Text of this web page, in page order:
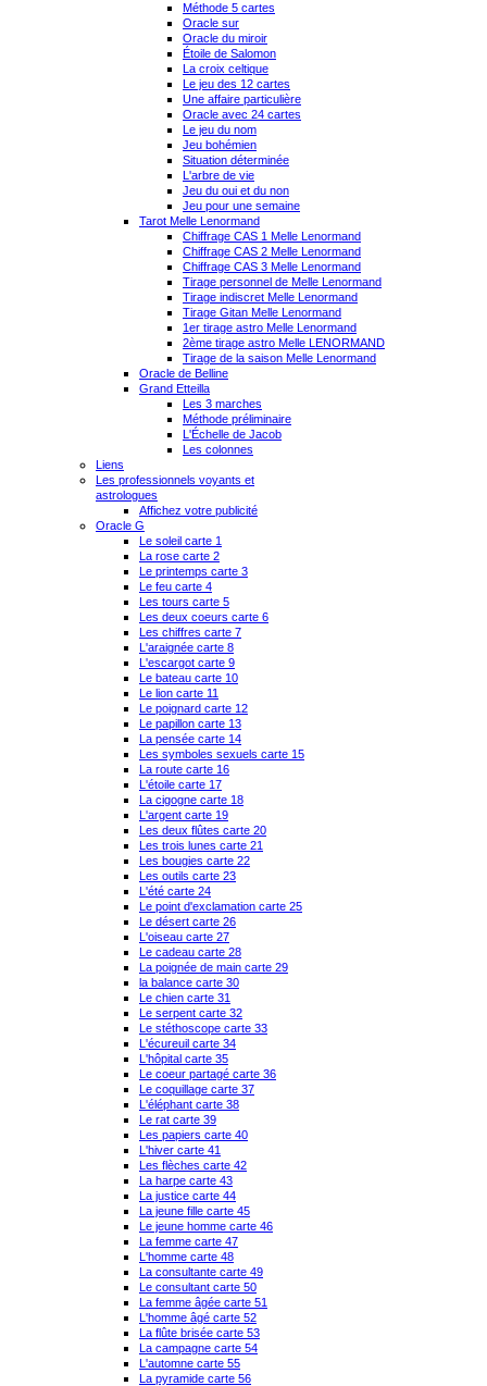
Méthode 5 cartes
Oracle sur
Oracle du miroir
Étoile de Salomon
La croix celtique
Le jeu des 12 cartes
Une affaire particulière
Oracle avec 24 cartes
Le jeu du nom
Jeu bohémien
Situation déterminée
L'arbre de vie
Jeu du oui et du non
Jeu pour une semaine
Tarot Melle Lenormand
Chiffrage CAS 1 Melle Lenormand
Chiffrage CAS 2 Melle Lenormand
Chiffrage CAS 3 Melle Lenormand
Tirage personnel de Melle Lenormand
Tirage indiscret Melle Lenormand
Tirage Gitan Melle Lenormand
1er tirage astro Melle Lenormand
2ème tirage astro Melle LENORMAND
Tirage de la saison Melle Lenormand
Oracle de Belline
Grand Etteilla
Les 3 marches
Méthode préliminaire
L'Échelle de Jacob
Les colonnes
Liens
Les professionnels voyants et
astrologues
Affichez votre publicité
Oracle G
Le soleil carte 1
La rose carte 2
Le printemps carte 3
Le feu carte 4
Les tours carte 5
Les deux coeurs carte 6
Les chiffres carte 7
L'araignée carte 8
L'escargot carte 9
Le bateau carte 10
Le lion carte 11
Le poignard carte 12
Le papillon carte 13
La pensée carte 14
Les symboles sexuels carte 15
La route carte 16
L'étoile carte 17
La cigogne carte 18
L'argent carte 19
Les deux flûtes carte 20
Les trois lunes carte 21
Les bougies carte 22
Les outils carte 23
L'été carte 24
Le point d'exclamation carte 25
Le désert carte 26
L'oiseau carte 27
Le cadeau carte 28
La poignée de main carte 29
la balance carte 30
Le chien carte 31
Le serpent carte 32
Le stéthoscope carte 33
L'écureuil carte 34
L'hôpital carte 35
Le coeur partagé carte 36
Le coquillage carte 37
L'éléphant carte 38
Le rat carte 39
Les papiers carte 40
L'hiver carte 41
Les flèches carte 42
La harpe carte 43
La justice carte 44
La jeune fille carte 45
Le jeune homme carte 46
La femme carte 47
L'homme carte 48
La consultante carte 49
Le consultant carte 50
La femme âgée carte 51
L'homme âgé carte 52
La flûte brisée carte 53
La campagne carte 54
L'automne carte 55
La pyramide carte 56